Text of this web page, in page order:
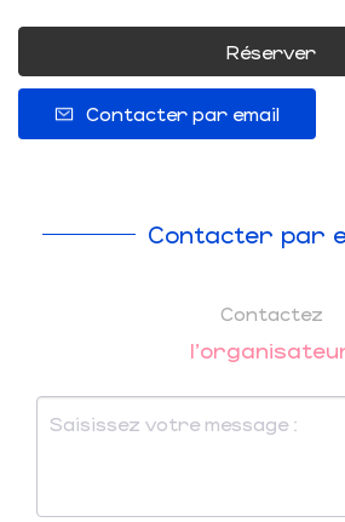
Réserver
Contacter par email
Contacter par
Contactez